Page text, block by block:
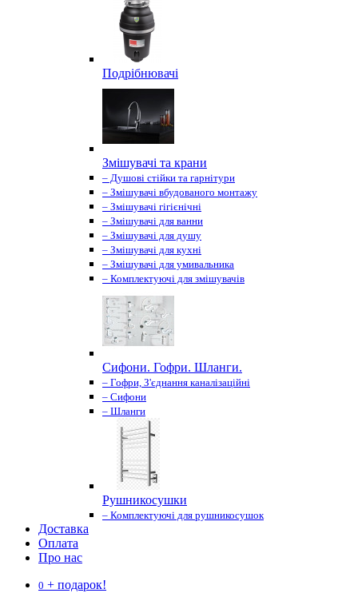
Подрібнювачі
Змішувачі та крани
– Душові стійки та гарнітури
– Змішувачі вбудованого монтажу
– Змішувачі гігієнічні
– Змішувачі для ванни
– Змішувачі для душу
– Змішувачі для кухні
– Змішувачі для умивальника
– Комплектуючі для змішувачів
Сифони. Гофри. Шланги.
– Гофри, З'єднання каналізаційні
– Сифони
– Шланги
Рушникосушки
– Комплектуючі для рушникосушок
Доставка
Оплата
Про нас
0 + подарок!